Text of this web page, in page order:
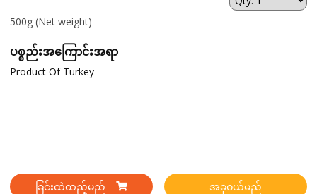
500g (Net weight)
ပစ္စည်းအကြောင်းအရာ
Product Of Turkey
ခြင်းထဲထည့်မည် အခုဝယ်မည်